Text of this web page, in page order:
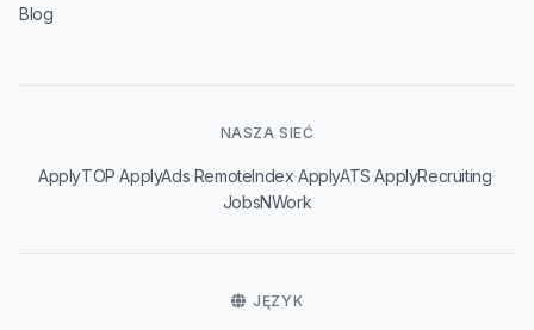
Blog
NASZA SIEĆ
ApplyTOP·ApplyAds·RemoteIndex·ApplyATS·ApplyRecruiting·
JobsNWork
JĘZYK